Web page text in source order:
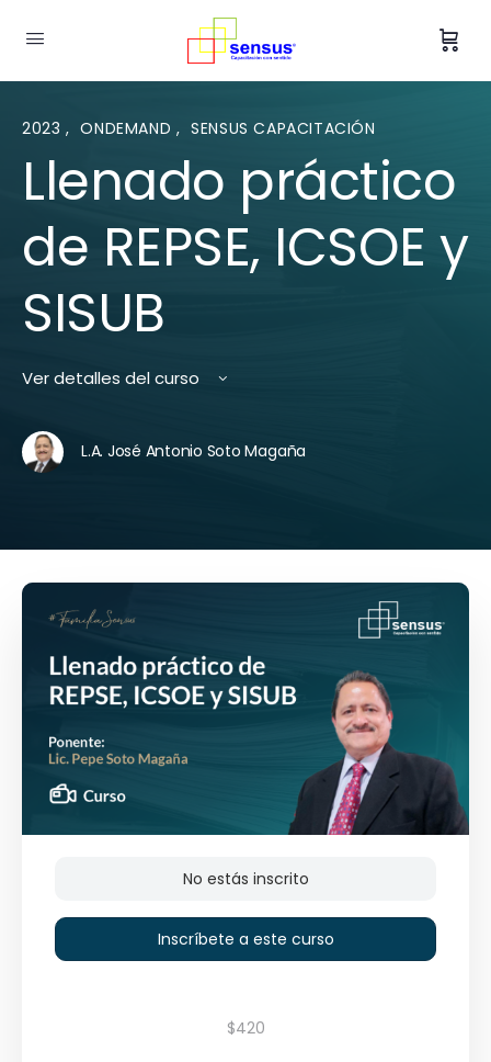
2023, ONDEMAND , SENSUS CAPACITACIÓN
Llenado práctico
de REPSE, ICSOE y
SISUB
Ver detalles del curso
L.A. José Antonio Soto Magaña
No estás inscrito
Inscríbete a este curso
$420